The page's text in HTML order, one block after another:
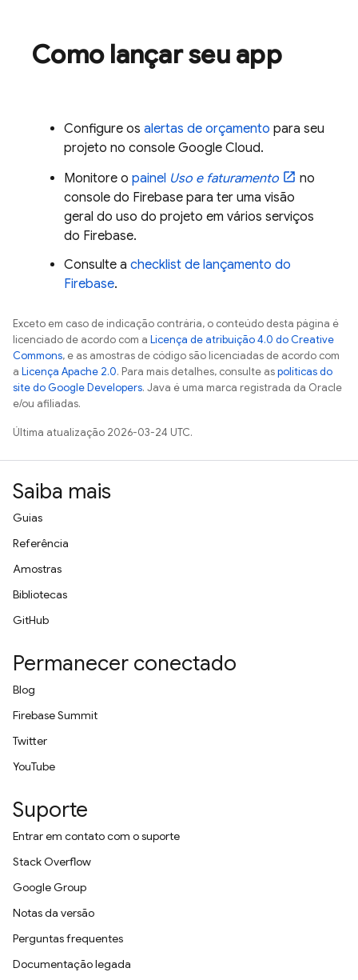
Como lançar seu app
Configure os alertas de orçamento para seu
projeto no console Google Cloud.
Monitore o painel Uso e faturamento
no
console do Firebase para ter uma visão
geral do uso do projeto em vários serviços
do Firebase.
Consulte a checklist de lançamento do
Firebase.
Exceto em caso de indicação contrária, o conteúdo desta página é
licenciado de acordo com a Licença de atribuição 4.0 do Creative
Commons, e as amostras de código são licenciadas de acordo com
a Licença Apache 2.0. Para mais detalhes, consulte aspolíticas do
site do Google Developers. Java é uma marca registrada da Oracle
e/ou afiliadas.
Última atualização 2026-03-24 UTC.
Saiba mais
Guias
Referência
Amostras
Bibliotecas
GitHub
Permanecer conectado
Blog
Firebase Summit
Twitter
YouTube
Suporte
Entrar em contato com o suporte
Stack Overflow
Google Group
Notas da versão
Perguntas frequentes
Documentação legada